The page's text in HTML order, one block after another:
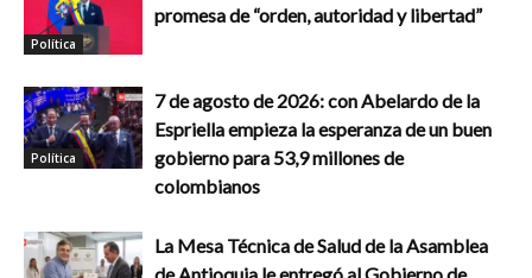
Política
promesa de “orden, autoridad y libertad”
Política
7 de agosto de 2026: con Abelardo de la
Espriella empieza la esperanza de un buen
gobierno para 53,9 millones de
colombianos
La Mesa Técnica de Salud de la Asamblea